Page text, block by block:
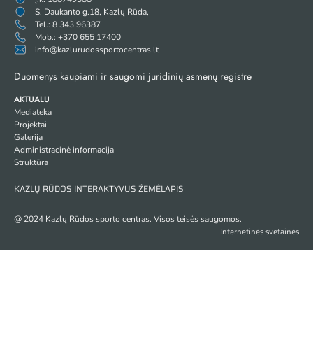
S. Daukanto g.18, Kazlų Rūda,
Tel.: 8 343 96387
Mob.: +370 655 17400
info@kazlurudossportocentras.lt
Duomenys kaupiami ir saugomi juridinių asmenų registre
AKTUALU
Mediateka
Projektai
Galerija
Administracinė informacija
Struktūra
KAZLŲ RŪDOS INTERAKTYVUS ŽEMĖLAPIS
@ 2024 Kazlų Rūdos sporto centras. Visos teisės saugomos.
Internetinės svetainės